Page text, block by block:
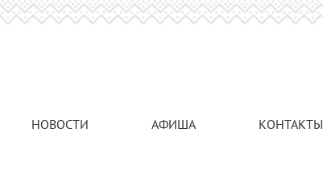
НОВОСТИ АФИША КОНТАКТЫ